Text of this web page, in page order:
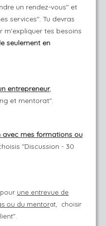
un rendez-vous" et
services". Tu devras
m'expliquer tes besoins
seulement en
entrepreneur,
et mentorat".
avec mes formations ou
"Discussion - 30
une entrevue de
ou du mentorat, choisir